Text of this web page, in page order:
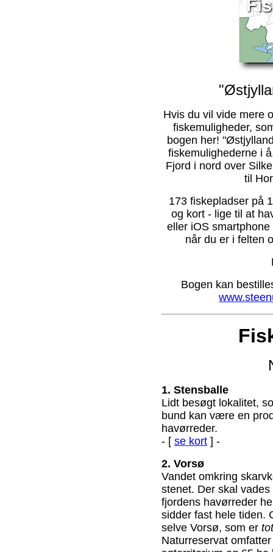
Hvis du vil vide mere
fiskemuligheder,
bogen her!
fiskemulighederne i
Fjord i nord over
til
173 fiskepladser på
og kort - lige til at
eller iOS
når du er i felten
Bogen kan
1. Stensballe
Lidt besøgt lokalitet,
bund kan være en
havørreder.
- [ se kort ] -
2. Vorsø
Vandet omkring
stenet. Der skal
fjordens havørreder
sidder fast hele tiden.
selve Vorsø, som er
Naturreservat